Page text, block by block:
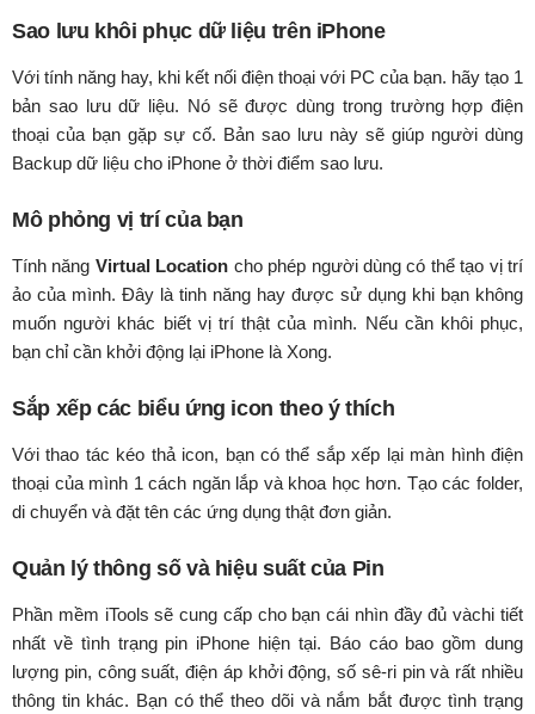
Sao lưu khôi phục dữ liệu trên iPhone
Với tính năng hay, khi kết nối điện thoại với PC của bạn. hãy tạo 1
bản sao lưu dữ liệu. Nó sẽ được dùng trong trường hợp điện
thoại của bạn gặp sự cố. Bản sao lưu này sẽ giúp người dùng
Backup dữ liệu cho iPhone ở thời điểm sao lưu.
Mô phỏng vị trí của bạn
Tính năng Virtual Location cho phép người dùng có thể tạo vị trí
ảo của mình. Đây là tinh năng hay được sử dụng khi bạn không
muốn người khác biết vị trí thật của mình. Nếu cần khôi phục,
bạn chỉ cần khởi động lại iPhone là Xong.
Sắp xếp các biểu ứng icon theo ý thích
Với thao tác kéo thả icon, bạn có thể sắp xếp lại màn hình điện
thoại của mình 1 cách ngăn lắp và khoa học hơn. Tạo các folder,
di chuyển và đặt tên các ứng dụng thật đơn giản.
Quản lý thông số và hiệu suất của Pin
Phần mềm iTools sẽ cung cấp cho bạn cái nhìn đầy đủ vàchi tiết
nhất về tình trạng pin iPhone hiện tại. Báo cáo bao gồm dung
lượng pin, công suất, điện áp khởi động, số sê-ri pin và rất nhiều
thông tin khác. Bạn có thể theo dõi và nắm bắt được tình trạng